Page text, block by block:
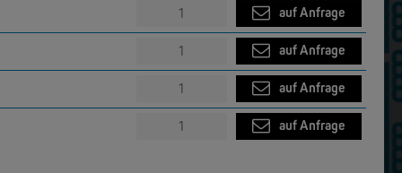
auf Anfrage
auf Anfrage
auf Anfrage
auf Anfrage
MOXA
EDS-4014 | 14 Port Industrial Ethernet Switches